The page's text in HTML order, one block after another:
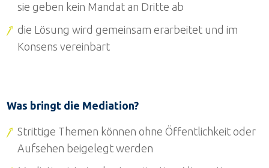
sie geben kein Mandat an Dritte ab
die Lösung wird gemeinsam erarbeitet und im
Konsens vereinbart
Was bringt die Mediation?
Strittige Themen können ohne Öffentlichkeit oder
Aufsehen beigelegt werden